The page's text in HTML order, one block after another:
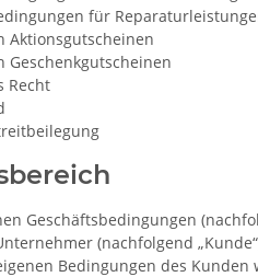
für
Aktionsgutscheinen
Geschenkgutscheinen
Recht
Geschäftsbedingungen
(nachfolgend
Bedingungen des